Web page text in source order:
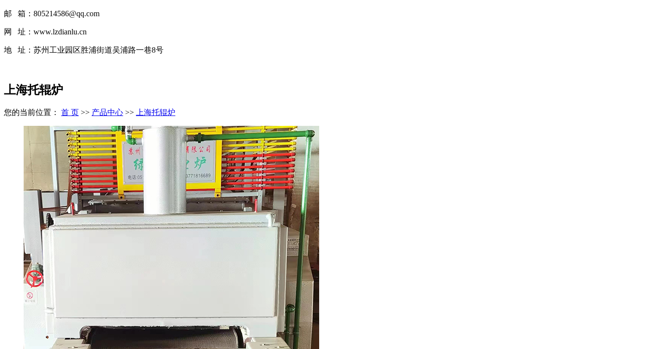
邮 箱：805214586@qq.com
网 址：www.lzdianlu.cn
地 址： 苏州工业园区胜浦街道吴浦路一巷8号
上海托辊炉
您的当前位置： 首 页 >> 产品中心 >> 上海托辊炉